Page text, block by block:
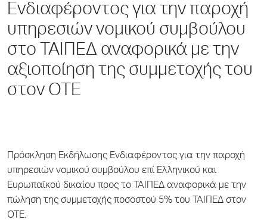
Ενδιαφέροντος για την παροχή
υπηρεσιών νομικού συμβούλου
στο ΤΑΙΠΕΔ αναφορικά με την
αξιοποίηση της συμμετοχής του
στον ΟΤΕ
Πρόσκληση Εκδήλωσης Ενδιαφέροντος για την παροχή
υπηρεσιών νομικού συμβούλου επί Ελληνικού και
Ευρωπαϊκού δικαίου προς το ΤΑΙΠΕΔ αναφορικά με την
πώληση της συμμετοχής ποσοστού 5% του ΤΑΙΠΕΔ στον
ΟΤΕ.